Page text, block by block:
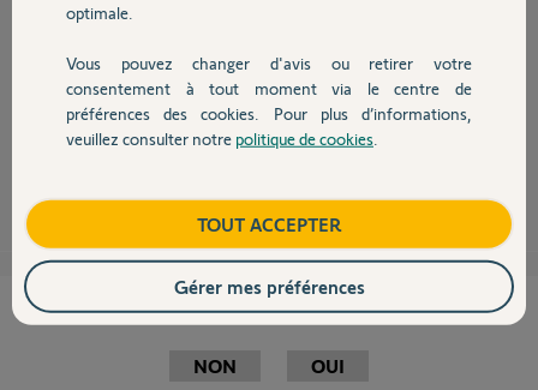
Devis avec un pro
Contact
Bonjour,
laissez ici le n° à 5 chiffres de votre centrale que vous trouverez dans la
Un yellow vous répondra sur ce post.
Cette réponse vous a-t-elle aidé ?
NON OUI
optimale.
Vous pouvez changer d'avis ou retirer votre
consentement à tout moment via le centre de
préférences des cookies. Pour plus d’informations,
veuillez consulter notre politique de cookies
TOUT ACCEPTER
Gérer mes préférences